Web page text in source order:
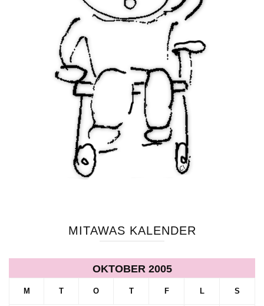
MITAWAS KALENDER
OKTOBER 2005
M T O T F L S